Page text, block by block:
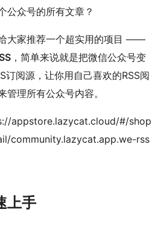
公众号的所有文章？
大家推荐一个超实用的项目 ——
，简单来说就是把微信公众号变
订阅源，让你用自己喜欢的RSS阅
管理所有公众号内容。
appstore.lazycat.cloud/#/shop
community.lazycat.app.we-rss
上手